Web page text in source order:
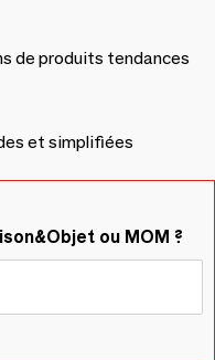
de produits tendances
et simplifiées
ou MOM ?